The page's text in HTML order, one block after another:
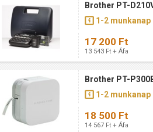
Brother PT-
1-2 munkanap
17 200 Ft
13 543 Ft + Áfa
Brother PT-
1-2 munkanap
18 500 Ft
14 567 Ft + Áfa